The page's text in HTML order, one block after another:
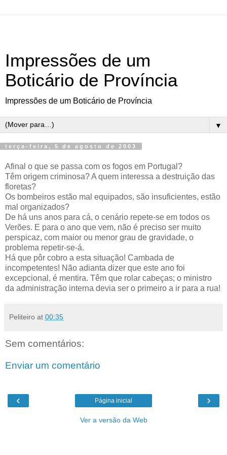
Impressões de um
Boticário de Província
Impressões de um Boticário de Província
▼
terça-feira, 5 de agosto de 2003
Afinal o que se passa com os fogos em Portugal?
Têm origem criminosa? A quem interessa a destruição das
floretas?
Os bombeiros estão mal equipados, são insuficientes, estão
mal organizados?
De há uns anos para cá, o cenário repete-se em todos os
Verões. E para o ano que vem, não é preciso ser muito
perspicaz, com maior ou menor grau de gravidade, o
problema repetir-se-á.
Há que pôr cobro a esta situação! Cambada de
incompetentes! Não adianta dizer que este ano foi
excepcional, é mentira. Têm que rolar cabeças; o ministro
da administração interna devia ser o primeiro a ir para a rua!
Peliteiro at 00:35
Sem comentários:
Enviar um comentário
‹ ›
Página inicial
Ver a versão da Web